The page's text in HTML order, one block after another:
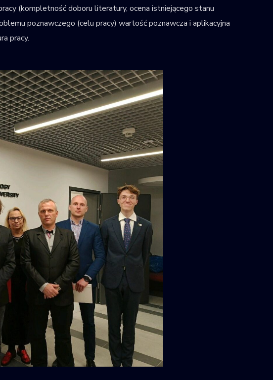
(kompletność doboru literatury, ocena istniejącego stanu
poznawczego (celu pracy)​ wartość poznawcza i aplikacyjna
pracy.